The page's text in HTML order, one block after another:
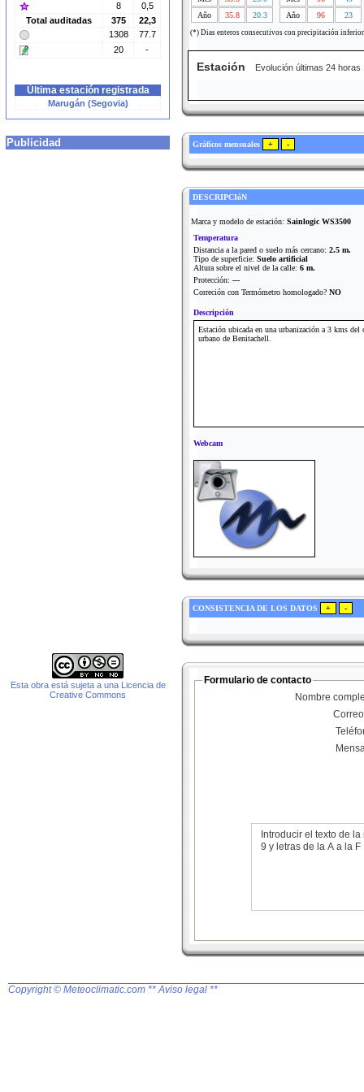
8
0,5
Total auditadas
375
22,3
1308
77.7
20
-
Última estación registrada
Marugán (Segovia)
Publicidad
Esta obra está sujeta a una Licencia de
Creative Commons
Año
35.8 20.3 Año 96 23
(*) Dias enteros consecutivos con precipitación inferior
Estación Evolución últimas 24 horas
Gráficos mensuales
DESCRIPCIóN
Marca y modelo de estación: Sainlogic WS3500
Temperatura
Distancia a la pared o suelo más cercano: 2.5 m.
Tipo de superficie: Suelo artificial
Altura sobre el nivel de la calle: 6 m.
Protección: ---
Correción con Termómetro homologado? NO
Descripción
Estación ubicada en una urbanización a 3 kms del
urbano de Benitachell.
Webcam
CONSISTENCIA DE LOS DATOS
Formulario de contacto
Nombre
Introducir el texto de
9 y letras de la A a la F
Copyright © Meteoclimatic.com ** Aviso legal **